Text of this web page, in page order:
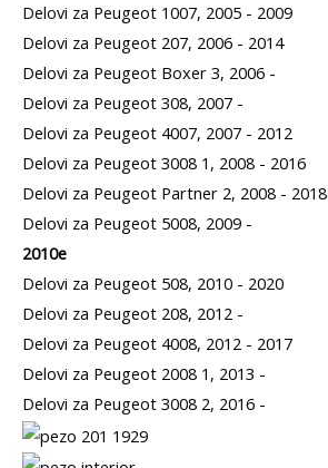
Delovi za Peugeot 1007, 2005 - 2009
Delovi za Peugeot 207, 2006 - 2014
Delovi za Peugeot Boxer 3, 2006 -
Delovi za Peugeot 308, 2007 -
Delovi za Peugeot 4007, 2007 - 2012
Delovi za Peugeot 3008 1, 2008 - 2016
Delovi za Peugeot Partner 2, 2008 - 2018
Delovi za Peugeot 5008, 2009 -
2010e
Delovi za Peugeot 508, 2010 - 2020
Delovi za Peugeot 208, 2012 -
Delovi za Peugeot 4008, 2012 - 2017
Delovi za Peugeot 2008 1, 2013 -
Delovi za Peugeot 3008 2, 2016 -